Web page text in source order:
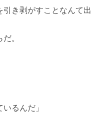
き剥がすことなんて出
。
るんだ」